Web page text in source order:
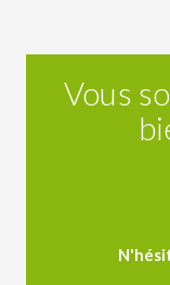
Vous